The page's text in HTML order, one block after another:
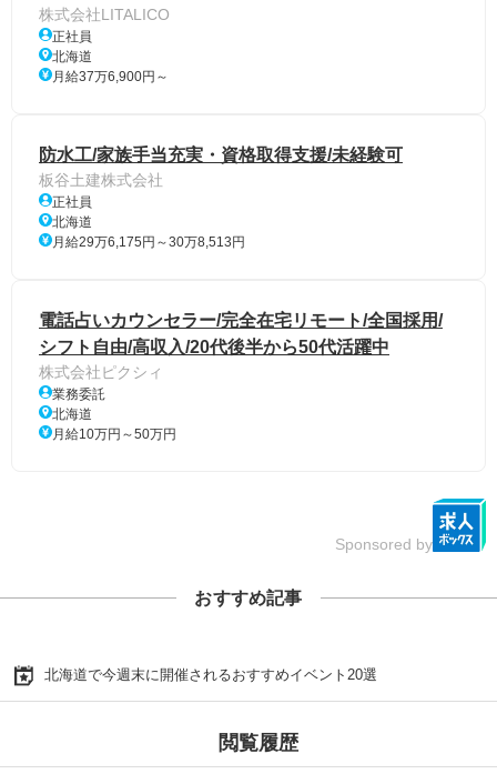
株式会社LITALICO
正社員
北海道
月給37万6,900円～
防水工/家族手当充実・資格取得支援/未経験可
板谷土建株式会社
正社員
北海道
月給29万6,175円～30万8,513円
電話占いカウンセラー/完全在宅リモート/全国採用/
シフト自由/高収入/20代後半から50代活躍中
株式会社ピクシィ
業務委託
北海道
月給10万円～50万円
Sponsored by
おすすめ記事
北海道で今週末に開催されるおすすめイベント20選
閲覧履歴